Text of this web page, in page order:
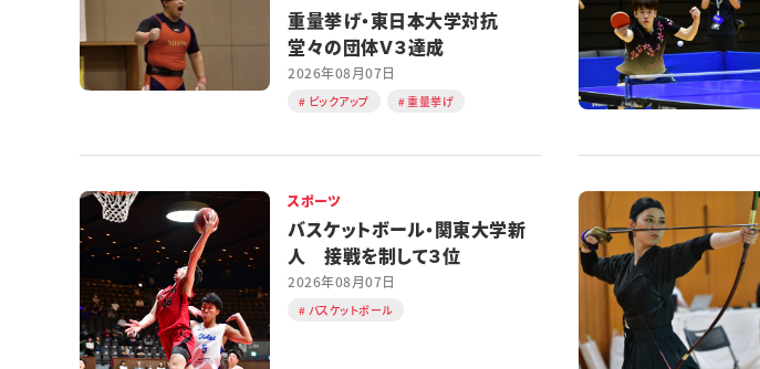
重量挙げ・東日本大学対抗
堂々の団体Ｖ３達成
2026年08月07日
ピックアップ 重量挙げ
スポーツ
バスケットボール・関東大学新
人 接戦を制して３位
2026年08月07日
バスケットボール